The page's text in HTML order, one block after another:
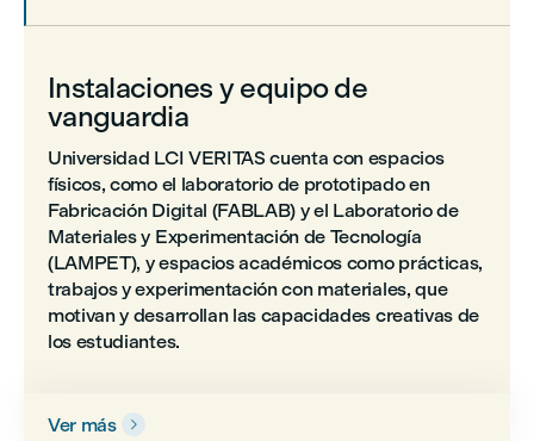
Instalaciones y equipo de
vanguardia
Universidad LCI VERITAS cuenta con espacios
físicos, como el laboratorio de prototipado en
Fabricación Digital (FABLAB) y el Laboratorio de
Materiales y Experimentación de Tecnología
(LAMPET), y espacios académicos como prácticas,
trabajos y experimentación con materiales, que
motivan y desarrollan las capacidades creativas de
los estudiantes.
Ver más 